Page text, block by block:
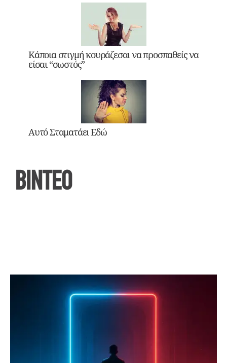
Κάποια στιγμή κουράζεσαι να προσπαθείς να
είσαι “σωστός”
Αυτό Σταματάει Εδώ
ΒΙΝΤΕΟ